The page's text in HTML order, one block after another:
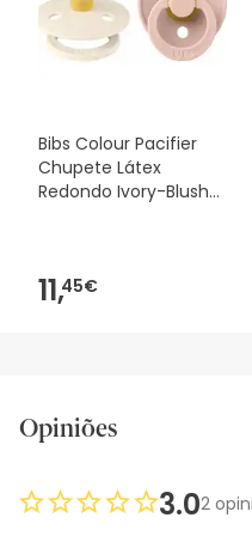
desejares, também podes
nossos termos e condições
Bibs Colour Pacifier
Chupete Látex
Redondo Ivory-Blush
11,45€
Opiniões
3.02